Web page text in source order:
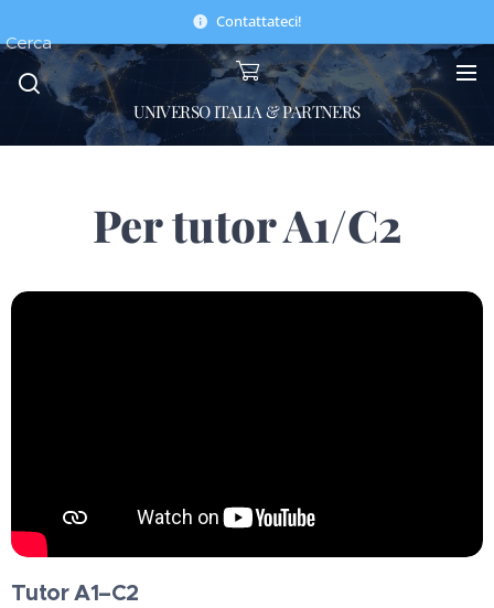
Contattateci!
UNIVERSO ITALIA & PARTNERS
Cerca
Per tutor A1/C2
Tutor A1–C2